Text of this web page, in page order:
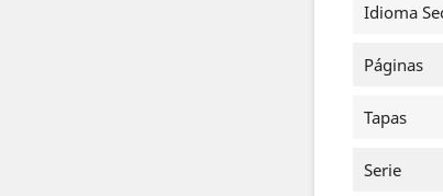
Idioma
Páginas
Tapas
Serie